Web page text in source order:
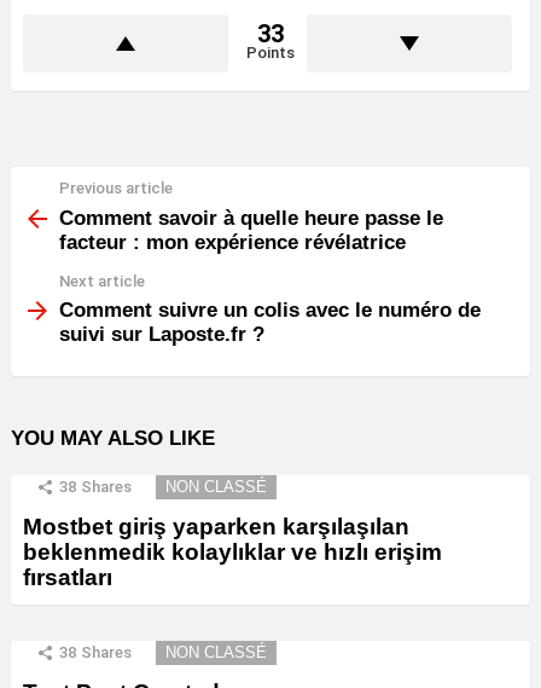
33
Points
more
Previous article
Comment savoir à quelle heure passe le
facteur : mon expérience révélatrice
Next article
Comment suivre un colis avec le numéro de
suivi sur Laposte.fr ?
YOU MAY ALSO LIKE
38 Shares NON CLASSÉ
Mostbet giriş yaparken karşılaşılan
beklenmedik kolaylıklar ve hızlı erişim
fırsatları
38 Shares NON CLASSÉ